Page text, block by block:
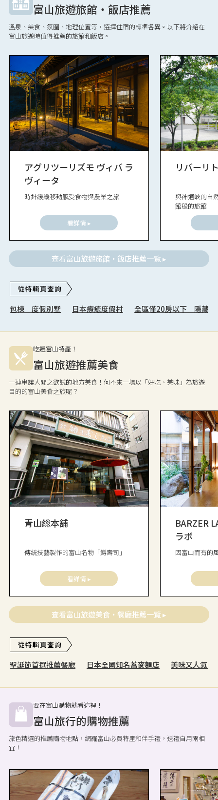
富山旅遊旅館・飯店推薦
溫泉、美食、氛圍、地理位置等，選擇住宿的標準各異。以下將介紹在
富山旅遊時值得推薦的旅館和飯店。
アグリツーリズモ ヴィバ ラ
ヴィータ
時針緩緩移動感受食物與農業之旅
看詳情 ▸
リバーリ
與神通峽的自
館般的旅館
查看富山旅遊旅館・飯店推薦一覽 ▸
包棟 度假別墅 日本療癒度假村 全區僅20房以下 隱藏秘
吃遍富山特產！
富山旅遊推薦美食
一連串讓人聞之欲試的地方美食！何不來一場以「好吃、美味」為旅遊
目的的富山美食之旅呢？
青山総本舗
傳統技藝製作的富山名物「鱒壽司」
看詳情 ▸
BARZER
ラボ
因富山而有的
查看富山旅遊美食・餐廳推薦一覽 ▸
聖誕節首選推薦餐廳 日本全國知名蕎麥麵店 美味又人氣的
要在富山購物就看這裡！
富山旅行的購物推薦
旅色精選的推薦購物地點，網羅富山必買特產和伴手禮，送禮自用兩相
宜！